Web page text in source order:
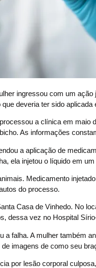
ingressou com um
deveria ter sido aplicada
a clínica em
As informações
a aplicação de
ela injetou o líquido em
Medicamento
do processo.
Casa de Vinhedo. No
dessa vez no Hospital
a falha. A mulher também
imagens de como seu
por lesão corporal